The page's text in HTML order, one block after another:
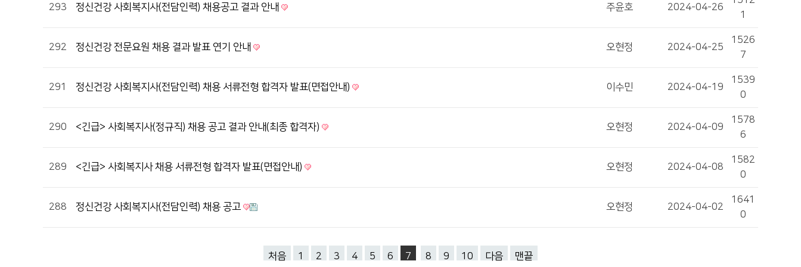
293 정신건강 사회복지사(전담인력) 채용공고 결과 안내 주윤호 2024-04-26
1
292 정신건강 전문요원 채용 결과 발표 연기 안내 오현정 2024-04-25
1526
7
291 정신건강 사회복지사(전담인력) 채용 서류전형 합격자 발표(면접안내) 이수민 2024-04-19
1539
0
290 <긴급> 사회복지사(정규직) 채용 공고 결과 안내(최종 합격자) 오현정 2024-04-09
1578
6
289 <긴급> 사회복지사 채용 서류전형 합격자 발표(면접안내) 오현정 2024-04-08
1582
0
288 정신건강 사회복지사(전담인력) 채용 공고 오현정 2024-04-02
1641
0
처음 1 2 3 4 5 6 7 8 9 10 다음 맨끝